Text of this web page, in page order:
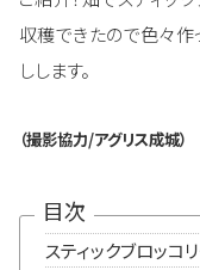
収穫できたので色々作
しします。
（撮影協力/アグリス成城）
目次
スティックブロッコ